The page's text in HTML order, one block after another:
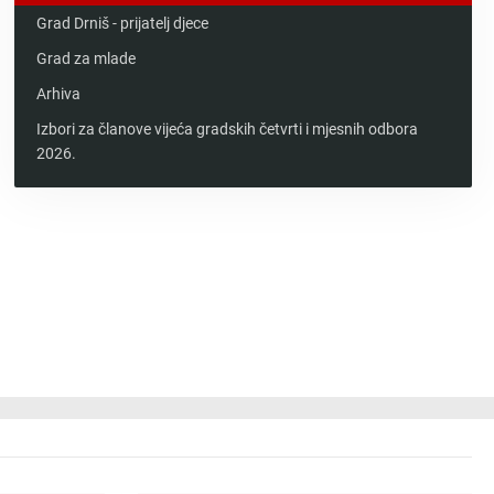
Grad Drniš - prijatelj djece
Grad za mlade
Arhiva
Izbori za članove vijeća gradskih četvrti i mjesnih odbora
2026.